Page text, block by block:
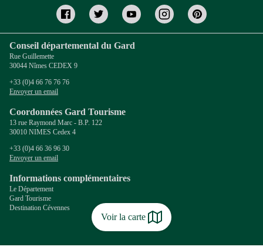
Voir la carte
Conseil départemental du Gard
Rue Guillemette
30044 Nîmes CEDEX 9
+33 (0)4 66 76 76 76
Envoyer un email
Coordonnées Gard Tourisme
13 rue Raymond Marc - B.P. 122
30010 NIMES Cedex 4
+33 (0)4 66 36 96 30
Envoyer un email
Informations complémentaires
Le Département
Gard Tourisme
Destination Cévennes